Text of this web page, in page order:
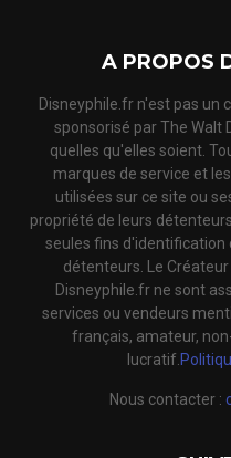
A PROPOS
Disneyphile.fr n'est pas un
sponsorisé par The Walt
quelles qu'elles soient.
marques de service et
utilisées sur ce site ou
propriété de leurs
seules fins d'identification
détenteurs. Le
Disneyphile.fr ne sont
services ou vendeurs
français, amateur,
lucratif.
Nous contacter :